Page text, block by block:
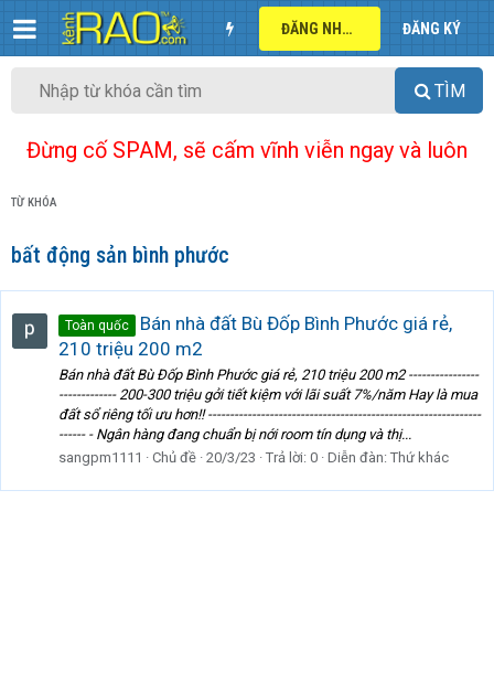
ĐĂNG NHẬP ĐĂNG KÝ
TÌM
Đừng cố SPAM, sẽ cấm vĩnh viễn ngay và luôn
TỪ KHÓA
bất động sản bình phước
Toàn quốc
Bán nhà đất Bù Đốp Bình Phước giá rẻ,
210 triệu 200 m2
Bán nhà đất Bù Đốp Bình Phước giá rẻ, 210 triệu 200 m2 ----------------
------------- 200-300 triệu gởi tiết kiệm với lãi suất 7%/năm Hay là mua
đất sổ riêng tối ưu hơn!! --------------------------------------------------------------
------ - Ngân hàng đang chuẩn bị nới room tín dụng và thị...
sangpm1111
Chủ đề 20/3/23 Trả lời: 0 Diễn đàn: Thứ khác